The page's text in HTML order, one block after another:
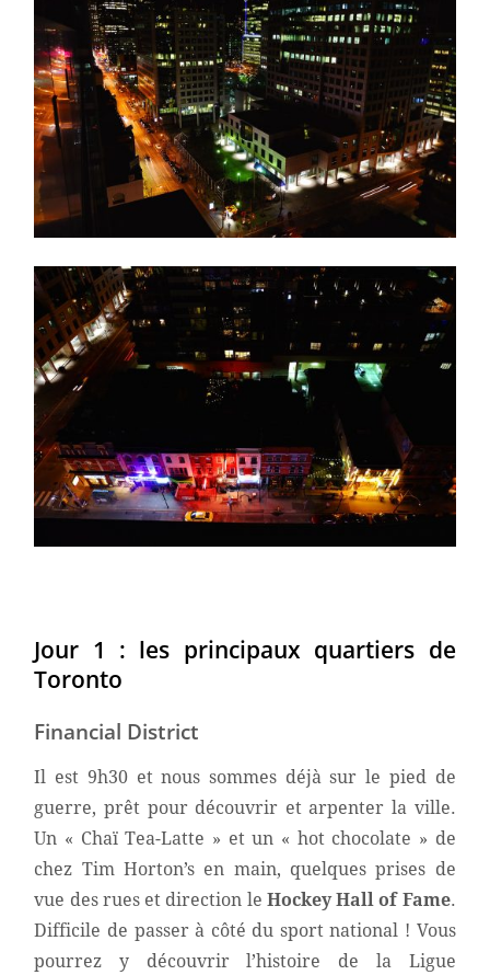
Jour 1 : les principaux quartiers de
Toronto
Financial District
Il est 9h30 et nous sommes déjà sur le pied de
guerre, prêt pour découvrir et arpenter la ville.
Un « Chaï Tea-Latte » et un « hot chocolate » de
chez Tim Horton’s en main, quelques prises de
vue des rues et direction le Hockey Hall of Fame.
Difficile de passer à côté du sport national ! Vous
pourrez y découvrir l’histoire de la Ligue